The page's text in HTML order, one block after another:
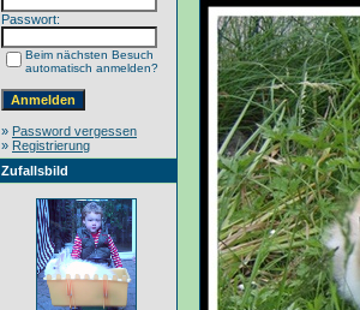
Passwort:
Beim nächsten Besuch
automatisch anmelden?
» Password vergessen
» Registrierung
Zufallsbild